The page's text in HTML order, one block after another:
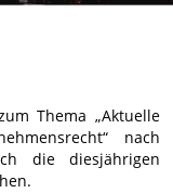
Thema „Aktuelle
nach
die diesjährigen